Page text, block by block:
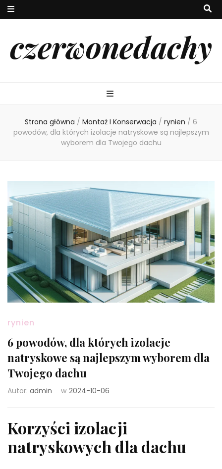
czerwonedachy
Strona główna / Montaż I Konserwacja / rynien / 6
powodów, dla których izolacje natryskowe są najlepszym
wyborem dla Twojego dachu
rynien
6 powodów, dla których izolacje
natryskowe są najlepszym wyborem dla
Twojego dachu
Autor: admin w 2024-10-06
Korzyści izolacji
natryskowych dla dachu